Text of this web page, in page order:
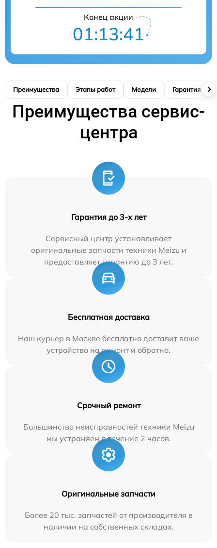
Конец акции
01:13:41
Преимущества Этапы работ Модели Гарантия
Преимущества сервис-
центра
Гарантия до 3-х лет
Сервисный центр устанавливает
оригинальные запчасти техники Meizu и
предоставляет гарантию до 3 лет.
Бесплатная доставка
Наш курьер в Москве бесплатно доставит ваше
устройство на ремонт и обратно.
Срочный ремонт
Большинство неисправностей техники Meizu
мы устраняем в течение 2 часов.
Оригинальные запчасти
Более 20 тыс. запчастей от производителя в
наличии на собственных складах.